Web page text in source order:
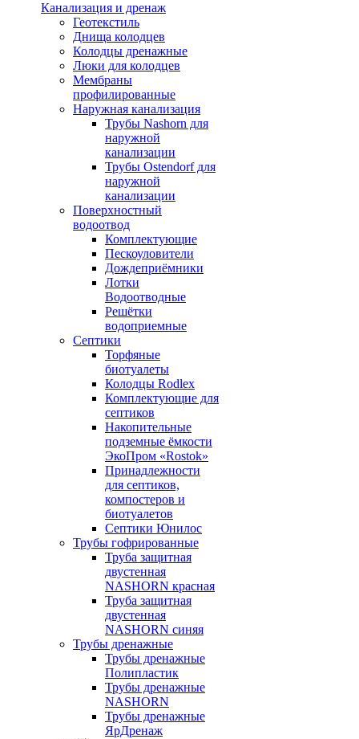
Канализация и дренаж
Геотекстиль
Днища колодцев
Колодцы дренажные
Люки для колодцев
Мембраны
профилированные
Наружная канализация
Трубы Nashorn для
наружной
канализации
Трубы Ostendorf для
наружной
канализации
Поверхностный
водоотвод
Комплектующие
Пескоуловители
Дождеприёмники
Лотки
Водоотводные
Решётки
водоприемные
Септики
Торфяные
биотуалеты
Колодцы Rodlex
Комплектующие для
септиков
Накопительные
подземные ёмкости
ЭкоПром «Rostok»
Принадлежности
для септиков,
компостеров и
биотуалетов
Септики Юнилос
Трубы гофрированные
Труба защитная
двустенная
NASHORN красная
Труба защитная
двустенная
NASHORN синяя
Трубы дренажные
Трубы дренажные
Полипластик
Трубы дренажные
NASHORN
Трубы дренажные
ЯрДренаж